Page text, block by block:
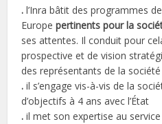
.l’Inra bâtit des programmes
Europepertinents pour la
ses attentes. Il conduit pour
prospective et de vision
des représentants de la
.il s’engage vis-à-vis de la
d’objectifs à 4 ans avec l’État
.il met son expertise au